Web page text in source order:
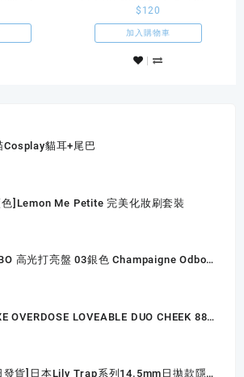
鬢角 巧
髮
$ 120
加入購物車
Cosplay貓耳+尾巴
]Lemon Me Petite 完美化妝刷套裝
高光打亮盤 03銀色 Champaigne Odbo
Skin Highlighter 4.5g
OVERDOSE LOVEABLE DUO CHEEK 88胭
發貨]日本Lily Trap系列14.5mm日拋款隱形